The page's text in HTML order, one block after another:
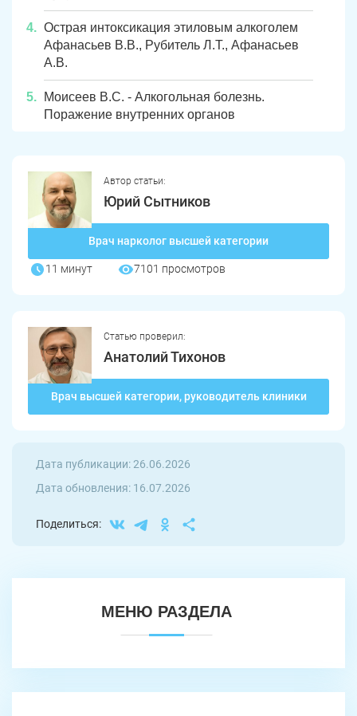
Острая интоксикация этиловым алкоголем
Афанасьев В.В., Рубитель Л.Т., Афанасьев
А.В.
Моисеев В.С. - Алкогольная болезнь.
Поражение внутренних органов
Автор статьи:
Юрий Сытников
Врач нарколог высшей категории
11 минут 7101 просмотров
Статью проверил:
Анатолий Тихонов
Врач высшей категории, руководитель клиники
Дата публикации: 26.06.2026
Дата обновления: 16.07.2026
Поделиться:
МЕНЮ РАЗДЕЛА